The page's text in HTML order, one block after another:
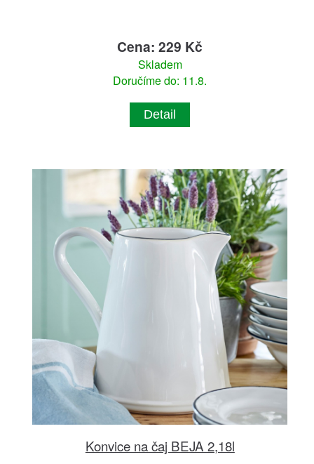
Cena: 229 Kč
Skladem
Doručíme do: 11.8.
Detail
Konvice na čaj BEJA 2,18l